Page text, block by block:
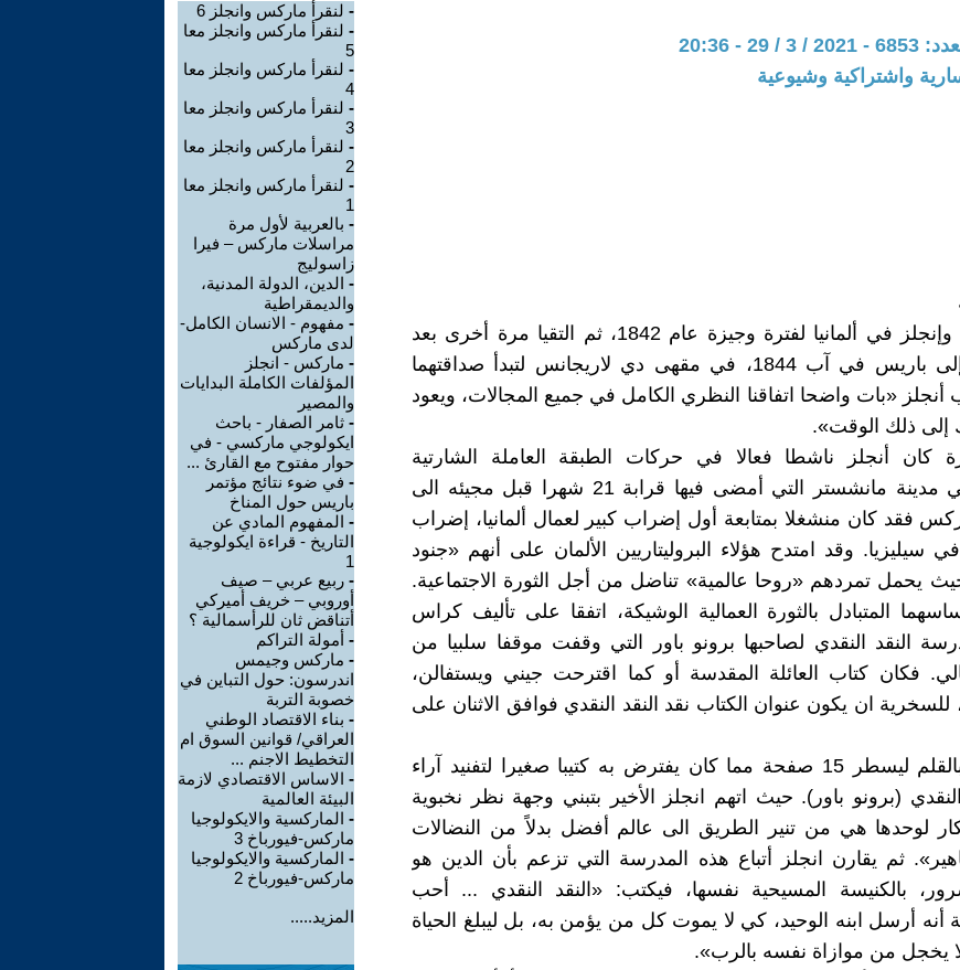
- 20:36
واشتراكية وشيوعية
التقى ماركس وإنجلز في ألمانيا لفترة وجيزة عام 1842، ثم التقيا مرة أخرى بعد
مجيء إنجلز إلى باريس في آب 1844، في مقهى دي لاريجانس لتبدأ صداقتهما
أنجلز «بات واضحا اتفاقنا النظري الكامل في جميع المجالات، ويعود
إلى ذلك الوقت».
كان أنجلز ناشطا فعالا في حركات الطبقة العاملة الشارتية
والاشتراكية في مدينة مانشستر التي أمضى فيها قرابة 21 شهرا قبل مجيئه الى
فقد كان منشغلا بمتابعة أول إضراب كبير لعمال ألمانيا، إضراب
سيليزيا. وقد امتدح هؤلاء البروليتاريين الألمان على أنهم «جنود
حيث يحمل تمردهم «روحا عالمية» تناضل من أجل الثورة الاجتماعية.
المتبادل بالثورة العمالية الوشيكة، اتفقا على تأليف كراس
النقد النقدي لصاحبها برونو باور التي وقفت موقفا سلبيا من
فكان كتاب العائلة المقدسة أو كما اقترحت جيني ويستفالن،
ان يكون عنوان الكتاب نقد النقد النقدي فوافق الاثنان على
أمسك انجلز بالقلم ليسطر 15 صفحة مما كان يفترض به كتيبا صغيرا لتفنيد آراء
(برونو باور). حيث اتهم انجلز الأخير بتبني وجهة نظر نخبوية
لوحدها هي من تنير الطريق الى عالم أفضل بدلاً من النضالات
ثم يقارن انجلز أتباع هذه المدرسة التي تزعم بأن الدين هو
بالكنيسة المسيحية نفسها، فيكتب: «النقد النقدي ... أحب
أنه أرسل ابنه الوحيد، كي لا يموت كل من يؤمن به، بل ليبلغ الحياة
لا يخجل من موازاة نفسه بالرب».
- لنقرأ ماركس وانجلز 6
- لنقرأ ماركس وانجلز معا
5
- لنقرأ ماركس وانجلز معا
4
- لنقرأ ماركس وانجلز معا
3
- لنقرأ ماركس وانجلز معا
2
- لنقرأ ماركس وانجلز معا
1
- بالعربية لأول مرة
مراسلات ماركس – فيرا
زاسوليج
- الدين، الدولة المدنية،
والديمقراطية
- مفهوم - الانسان الكامل-
لدى ماركس
- ماركس - انجلز
المؤلفات الكاملة البدايات
والمصير
- ثامر الصفار - باحث
ايكولوجي ماركسي - في
حوار مفتوح مع القارئ ...
- في ضوء نتائج مؤتمر
باريس حول المناخ
- المفهوم المادي عن
التاريخ - قراءة ايكولوجية
1
- ربيع عربي – صيف
أوروبي – خريف أميركي
أتناقض ثان للرأسمالية ؟
- أمولة التراكم
- ماركس وجيمس
اندرسون: حول التباين في
خصوبة التربة
- بناء الاقتصاد الوطني
العراقي/ قوانين السوق ام
التخطيط الاجنم ...
- الاساس الاقتصادي لازمة
البيئة العالمية
- الماركسية والايكولوجيا
ماركس-فيورباخ 3
- الماركسية والايكولوجيا
ماركس-فيورباخ 2
المزيد.....